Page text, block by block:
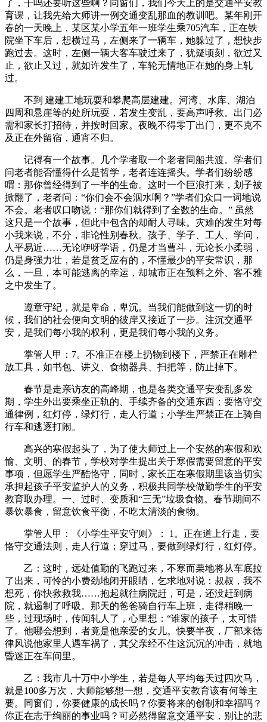
了，干吗还要听这些啊？同窗们，我们今天上的是交通平安教
育课，让我先给大师讲一例交通变乱那血的教训吧。某年刚开
春的一天晚上，某区某小学五年一班学生乘705汽车，正在铁
院坐下车后，想横过马，左侧来了一辆车，她躲过了，想快步
跑过去。这时，左侧一辆大客车驶过来了，犹疑顷刻，欲过又
止，欲止又过，就如许发生了，车轮无情地正在她的身上轧
过。
不到 建建工地玩耍和攀爬高层建建。河湾、水库、湖泊
四周和悬崖等的处所玩耍，若发生变乱，要高声呼救。出门必
需和家长打招待，并按时回家。夜晚不得零丁出门，更不克不
及正在外留宿，通宵不归。
记得有一个故事。几个学者取一个老者同船共渡。学者们
问老者能否懂得什么是哲学，老者连连摇头。学者们纷纷感
喟：那你曾经得到了一半的生命。这时一个巨浪打来，划子被
掀翻了，老者问：“你们会不会泅水啊？”学者们众口一词地说
不会。老者叹口吻说：“那你们就得到了全数的生命。” 虽然
这只是一个故事，但此中包含的却耐人寻味。灾难的发生对每
小我来说，不分，非论性别春秋。孩子、学子、工人、学问，
人平易近……无论咿呀学语，仍是才当曹斗，无论长小柔弱，
仍是身强力壮，若是贫乏应有的，不懂最少的平安常识，那
么，一旦，本可能逃离的幸运，却城市正在预料之外、客不雅
之中发生了。
遵章守纪，就是卑命，卑沉。当我们能做到这一切的时
候，我们的社会便向文明的彼岸又接近了一步。注沉交通平
安，是我们每小我的权利，更是我们每小我的义务。
掌管人甲：7。不准正在楼上扔物到楼下，严禁正在雕栏
放工具，如书包、讲义、食物器具、扫把等，防止掉下。
春节是走亲访友的高峰期，也是各类交通平安变乱多发
期，学生外出要乘坐正轨的、手续齐备的交通东西；要恪守交
通律例，红灯停，绿灯行，走人行道；小学生严禁正在上骑自
行车和逃逐打闹。
高兴的寒假起头了，为了使大师过上一个安然的寒假和欢
愉、文明、的春节，学校对学生提出关于寒假需要留意的平安
事项，但愿学生严酷恪守，同时，家长正在寒假期里该当切实
承担起孩子平安监护人的义务，积极共同学校做勤学生的平安
教育取办理。一、过时、变质和“三无”垃圾食物。春节期间不
暴饮暴食，留意饮食平衡，不吃太清淡的食物。
掌管人甲：《小学生平安守则》： 1。正在道上行走，要
恪守交通法则，走人行道；穿过马，要做到绿灯行，红灯停。
乙：这时，远处值勤的飞跑过来，不寒而栗地将从车底拉
了出来，可怜的小费劲地闭开眼睛，乞求地对说：叔叔，我不
想死，你快救救我……抱起就往病院赶，可是，还没赶到病
院，就遏制了呼吸。那天的爸爸骑自行车上班，走得稍晚一
些，过现场时，传闻轧人了，心里想：“谁家的孩子，太可惜
了。他哪会想到，者竟是他亲爱的女儿。快要半夜，厂部来德
律风说他家里人遇车祸了，其父亲经不住这沉沉的冲击，就地
昏迷正在车间里。
乙：我市几十万中小学生，若是每人平均每天过四次马，
就是100多万次，大师能够想一想，交通平安教育该有何等主
要。同窗们，你要健康的成长吗？你要将来的创制和幸福吗？
你正在志于绚丽的事业吗？可必然得留意交通平安，别让的悲